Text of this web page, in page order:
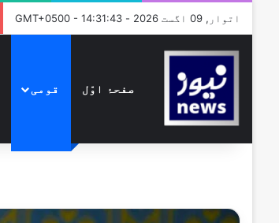
اتوار, 09 اگست 2026 - GMT+0500 - 14:31:43
صفحۂ اوّل قومی